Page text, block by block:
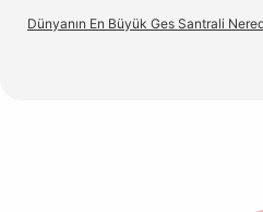
Dünyanın En Büyük Ges Santrali